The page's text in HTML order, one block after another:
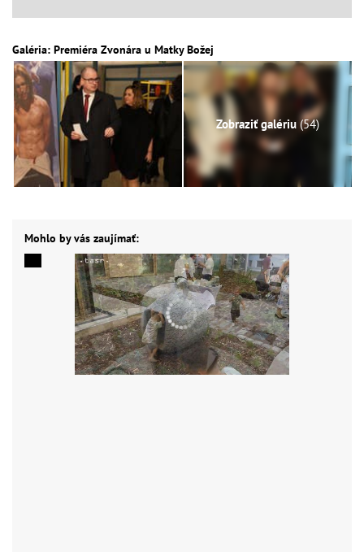
Galéria: Premiéra Zvonára u Matky Božej
Zobraziť galériu (54)
Mohlo by vás zaujímať: